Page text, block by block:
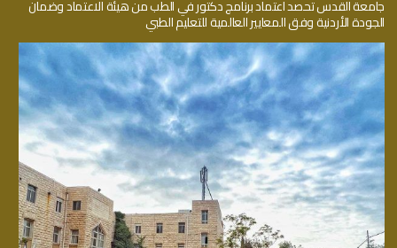
جامعة القدس تحصد اعتماد برنامج دكتور في الطب من هيئة الاعتماد وضمان
الجودة الأردنية وفق المعايير العالمية للتعليم الطبي